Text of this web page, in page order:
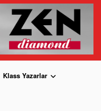
Klass Yazarlar